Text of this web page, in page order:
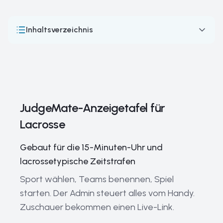
Inhaltsverzeichnis
Die größten Lacrosse-Wettbewerbe der Welt
Legendäre Lacrosse-Spieler – früher und heute
Wichtige Lacrosse-Ausrüstung
Aktuelle Trends und die Zukunft von Lacrosse
Geschichte und Entwicklung von Lacrosse
Verwandte Leitfäden
JudgeMate-Anzeigetafel für
Lacrosse
Gebaut für die 15-Minuten-Uhr und
lacrossetypische Zeitstrafen
Sport wählen, Teams benennen, Spiel
starten. Der Admin steuert alles vom Handy.
Zuschauer bekommen einen Live-Link.